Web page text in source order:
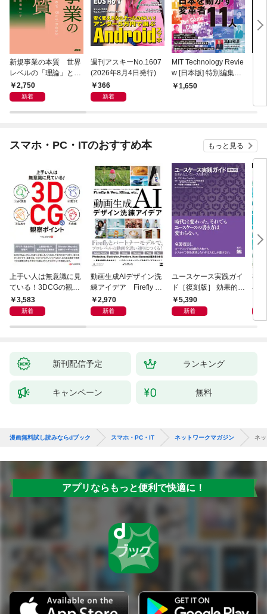
新規事業の本質 世界
レベルの「理論」と
「現場知」で描く全体
地図
2,750
新着
週刊アスキーNo.1607
(2026年8月4日発行)
366
新着
MIT Technology Revie
w [日本版] 特別編集
ポスト都市時代の社会
1,650
スマホ・PC・ITのおすすめ本 もっと見る
上手い人は無意識に見
ている！3DCGの観察
ポイント
3,583
新着
動画生成AIデザイン洗
練アイデア Firefly &
Veo， Kling， etc.
2,970
新着
ユースケース実践ガイ
ド［復刻版］ 効果的な
ユースケースの書き方
5,390
新着
初
小
新刊配信予定 ランキング
キャンペーン 無料
漫画無料試し読みならdブック スマホ・PC・IT ネットワークマガジン ネ
アプリならもっと便利で快適に！